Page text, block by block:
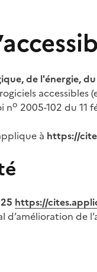
de l'énergie,
no 2005-102 du 11
à https://
https://
d’amélioration de